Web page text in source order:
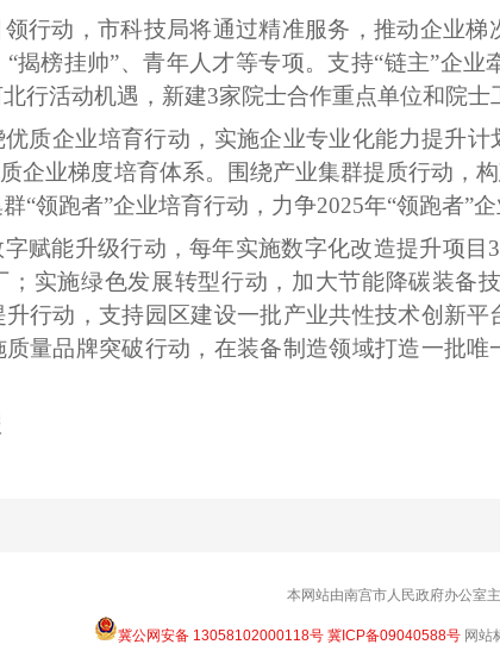
行动，市科技局将通过精准服务，推动企业
“揭榜挂帅”、青年人才等专项。支持“链主”企
北行活动机遇，新建3家院士合作重点单位和院士
质企业培育行动，实施企业专业化能力提升计
企业梯度培育体系。围绕产业集群提质行动，
“领跑者”企业培育行动，力争2025年“领跑者”
赋能升级行动，每年实施数字化改造提升项目
；实施绿色发展转型行动，加大节能降碳装备
行动，支持园区建设一批产业共性技术创新
量品牌突破行动，在装备制造领域打造一批
本网站由南宫市人民政府办公室
冀公网安备 13058102000118号 冀ICP备09040588号网站